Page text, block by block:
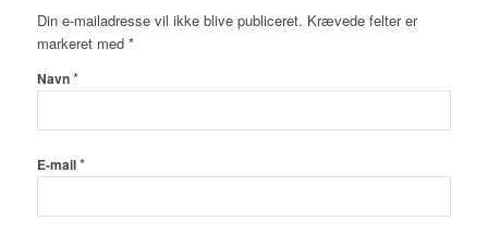
Din e-mailadresse vil ikke blive publiceret. Krævede felter er
markeret med *
Navn*
E-mail*